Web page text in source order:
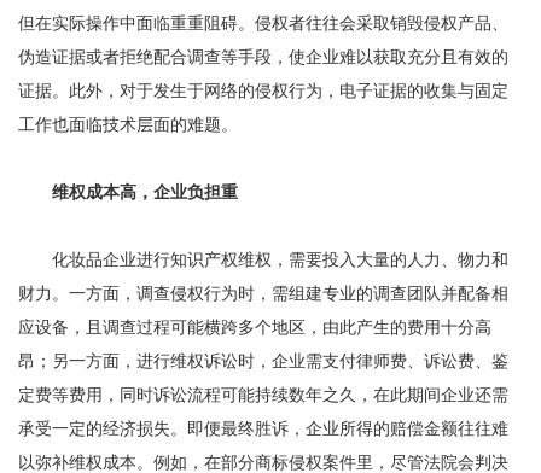
但在实际操作中面临重重阻碍。侵权者往往会采取销毁侵权产品、
伪造证据或者拒绝配合调查等手段，使企业难以获取充分且有效的
证据。此外，对于发生于网络的侵权行为，电子证据的收集与固定
工作也面临技术层面的难题。
维权成本高，企业负担重
化妆品企业进行知识产权维权，需要投入大量的人力、物力和
财力。一方面，调查侵权行为时，需组建专业的调查团队并配备相
应设备，且调查过程可能横跨多个地区，由此产生的费用十分高
昂；另一方面，进行维权诉讼时，企业需支付律师费、诉讼费、鉴
定费等费用，同时诉讼流程可能持续数年之久，在此期间企业还需
承受一定的经济损失。即便最终胜诉，企业所得的赔偿金额往往难
以弥补维权成本。例如，在部分商标侵权案件里，尽管法院会判决